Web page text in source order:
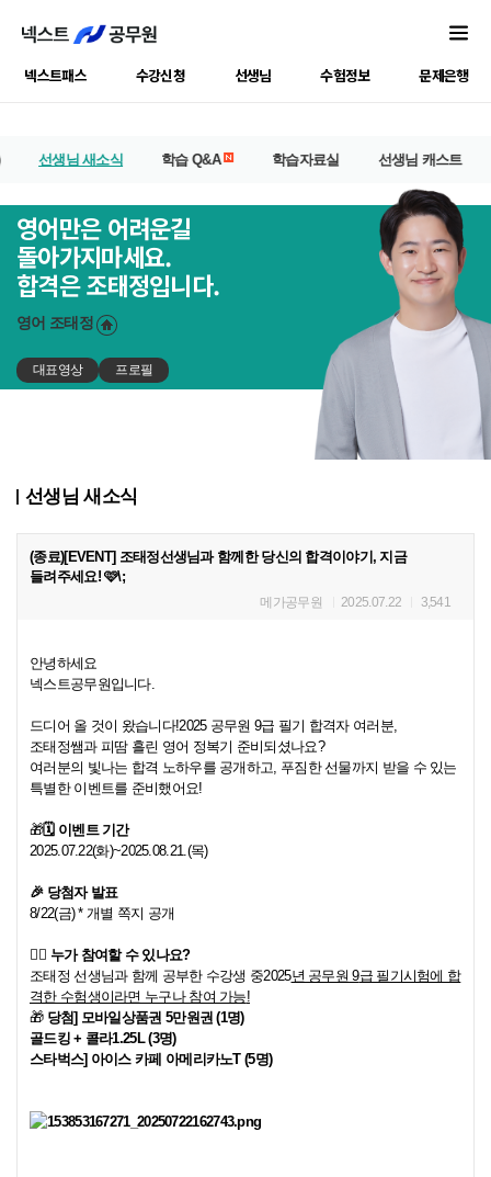
넥스트패스 수강신청 선생님 수험정보 문제은행
선생님 새소식 학습 Q&A 학습자료실 선생님 캐스트
영어만은 어려운길
돌아가지마세요.
합격은 조태정입니다.
영어 조태정
대표영상 프로필
선생님 새소식
(종료)[EVENT] 조태정선생님과 함께한 당신의 합격이야기, 지금
들려주세요! 🩷\;
메가공무원 2025.07.22 3,541
안녕하세요
넥스트공무원입니다.
드디어 올 것이 왔습니다!2025 공무원 9급 필기 합격자 여러분,
조태정쌤과 피땀 흘린 영어 정복기 준비되셨나요?
여러분의 빛나는 합격 노하우를 공개하고, 푸짐한 선물까지 받을 수 있는
특별한 이벤트를 준비했어요!
🎁🗓 이벤트 기간
2025.07.22(화)~2025.08.21.(목)
🎉 당첨자 발표
8/22(금) *개별 쪽지 공개
🙋 누가 참여할 수 있나요?
조태정 선생님과 함께 공부한 수강생 중2025년 공무원 9급 필기시험에 합
격한 수험생이라면 누구나 참여 가능!
🎁 당첨] 모바일상품권 5만원권 (1명)
골드킹+ 콜라1.25L (3명)
스타벅스] 아이스 카페 아메리카노T (5명)